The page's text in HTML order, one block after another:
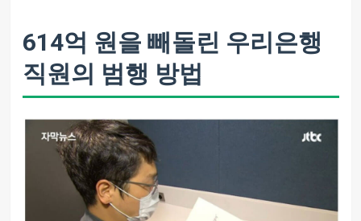
614억 원을 빼돌린 우리은행
직원의 범행 방법